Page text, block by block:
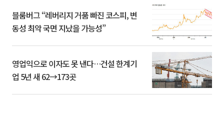
블룸버그 “레버리지 거품 빠진 코스피, 변
동성 최악 국면 지났을 가능성”
영업익으로 이자도 못 낸다…건설 한계기
업 5년 새 62→173곳